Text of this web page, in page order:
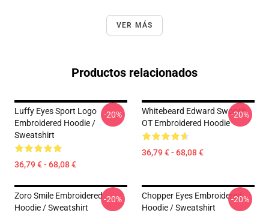
VER MÁS
Productos relacionados
Luffy Eyes Sport Logo
Embroidered Hoodie /
Sweatshirt
36,79 € - 68,08 €
-20%
Whitebeard Edward Swoosh
OT Embroidered Hoodie
36,79 € - 68,08 €
-20%
Zoro Smile Embroidered
Hoodie / Sweatshirt
-20%
Chopper Eyes Embroidered
Hoodie / Sweatshirt
-20%